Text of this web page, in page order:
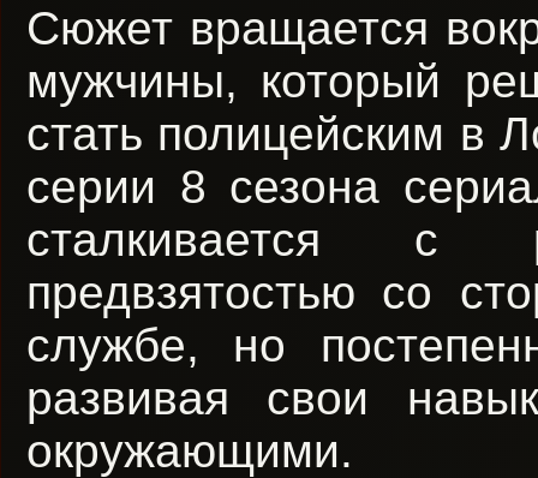
Сюжет вращается
мужчины, который
стать полицейским в
серии 8 сезона
сталкивается с
предвзятостью со
службе, но
развивая свои
окружающими.